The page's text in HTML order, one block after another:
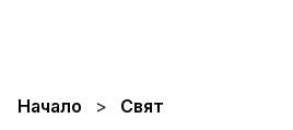
Начало Свят